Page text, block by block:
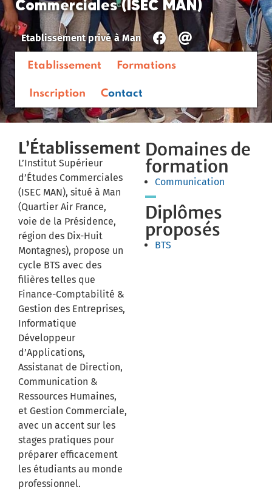
Commerciales (ISEC MAN)
Etablissement privé àMan
Etablissement Formations
Inscription Contact
L’Établissement
L’Institut Supérieur
d’Études Commerciales
(ISEC MAN), situé à Man
(Quartier Air France,
voie de la Présidence,
région des Dix-Huit
Montagnes), propose un
cycle BTS avec des
filières telles que
Finance-Comptabilité &
Gestion des Entreprises,
Informatique
Développeur
d’Applications,
Assistanat de Direction,
Communication &
Ressources Humaines,
et Gestion Commerciale,
avec un accent sur les
stages pratiques pour
préparer efficacement
les étudiants au monde
professionnel.
Domaines de
formation
Communication
Diplômes
proposés
BTS